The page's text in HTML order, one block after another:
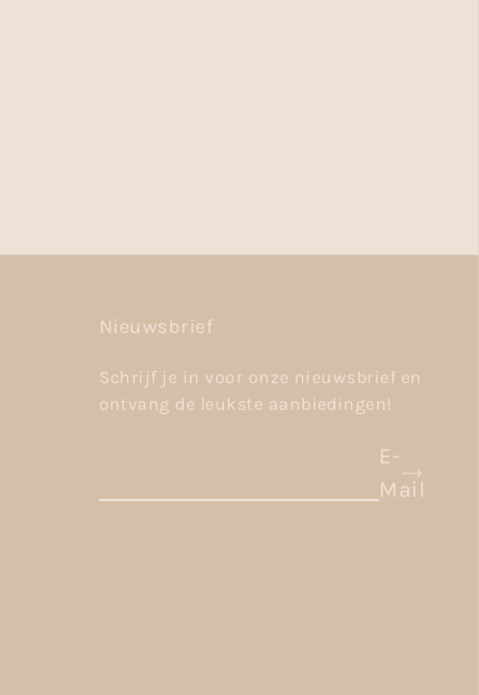
Nieuwsbrief
Schrijf je in voor onze nieuwsbrief en
ontvang de leukste aanbiedingen!
E-
Mail